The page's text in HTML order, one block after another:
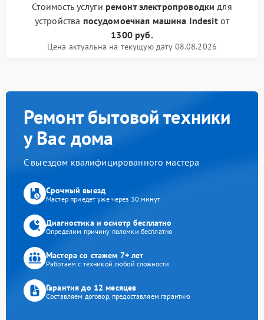
Стоимость услуги ремонт электропроводки для
устройства посудомоечная машина Indesitот
1300 руб.
Цена актуальна на текущую дату 08.08.2026
Ремонт бытовой техники
у Вас дома
С выездом квалифицированного мастера
Срочный выезд
Мастер приедет уже через 30 минут
Диагностика и осмотр бесплатно
Определим причину поломки бесплатно
Мастера со стажем 7+ лет
Работаем с техникой любой сложности
Гарантия до 12 месяцев
Составляем договор, предоставляем гарантию